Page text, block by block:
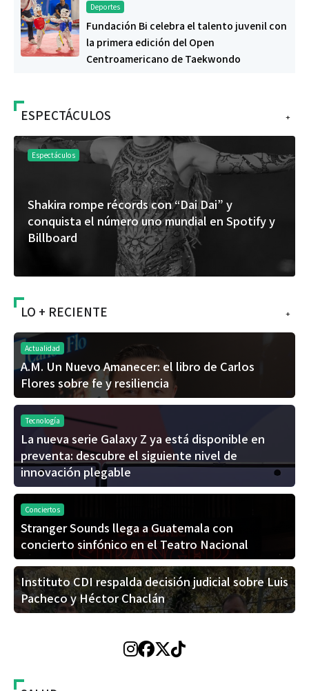
Deportes
Fundación Bi celebra el talento juvenil con
la primera edición del Open
Centroamericano de Taekwondo
+
ESPECTÁCULOS
Espectáculos
“Donde quiera que estés” el primer capítulo
del universo de “FRAGMENTOS” su próximo
álbum de estudio
+
LO + RECIENTE
Actualidad
A.M. Un Nuevo Amanecer: el libro de Carlos
Flores sobre fe y resiliencia
Tecnología
La nueva serie Galaxy Z ya está disponible en
preventa: descubre el siguiente nivel de
innovación plegable
Conciertos
Stranger Sounds llega a Guatemala con
concierto sinfónico en el Teatro Nacional
Instituto CDI respalda decisión judicial sobre Luis
Pacheco y Héctor Chaclán